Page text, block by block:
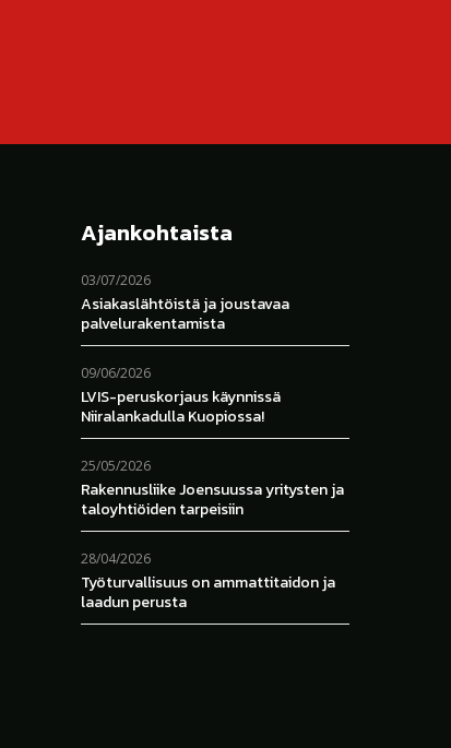
Ajankohtaista
03/07/2026
Asiakaslähtöistä ja joustavaa
palvelurakentamista
09/06/2026
LVIS-peruskorjaus käynnissä
Niiralankadulla Kuopiossa!
25/05/2026
Rakennusliike Joensuussa yritysten ja
taloyhtiöiden tarpeisiin
28/04/2026
Työturvallisuus on ammattitaidon ja
laadun perusta